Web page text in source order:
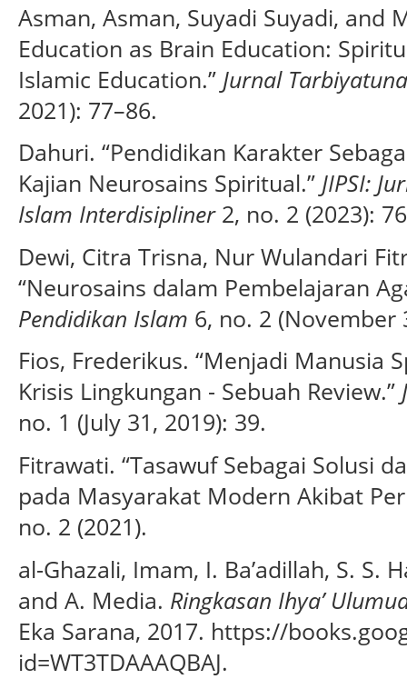
Asman, Asman, Suyadi Suyadi, and
Education as Brain Education:
Islamic Education.” Jurnal Tarbiyatuna
2021): 77–86.
Dahuri. “Pendidikan Karakter
Kajian Neurosains Spiritual.” JIPSI:
Islam Interdisipliner2, no. 2 (2023):
Dewi, Citra Trisna, Nur Wulandari
“Neurosains dalam Pembelajaran
Pendidikan Islam 6, no. 2 (November
Fios, Frederikus. “Menjadi Manusia
Krisis Lingkungan - Sebuah Review.”
no. 1 (July 31, 2019): 39.
Fitrawati. “Tasawuf Sebagai Solusi
pada Masyarakat Modern Akibat
no. 2 (2021).
al-Ghazali, Imam, I. Ba’adillah, S. S.
and A. Media. Ringkasan Ihya’
Eka Sarana, 2017. https://
id=WT3TDAAAQBAJ.